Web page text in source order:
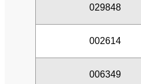
029848
002614
006349